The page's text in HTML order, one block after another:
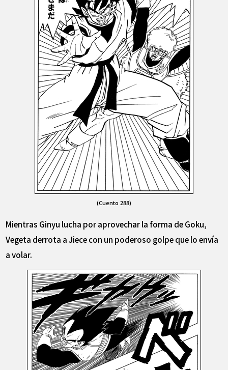
(Cuento 288)
Mientras Ginyu lucha por aprovechar la forma de Goku,
Vegeta derrota a Jiece con un poderoso golpe que lo envía
a volar.